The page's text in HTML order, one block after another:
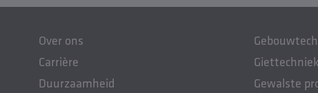
Over ons
Carrière
Duurzaamheid
Giettechniek
Gewalste